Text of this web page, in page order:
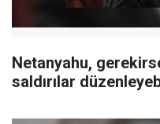
Netanyahu,
saldırılar